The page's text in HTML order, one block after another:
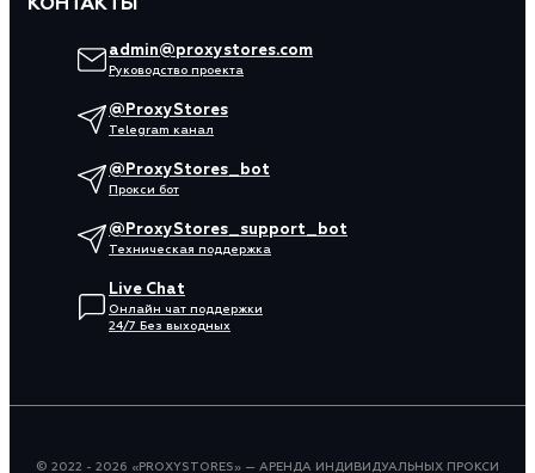
КОНТАКТЫ
admin@proxystores.com
Руководство проекта
@ProxyStores
Telegram канал
@ProxyStores_bot
Прокси бот
@ProxyStores_support_bot
Техническая поддержка
Live Chat
Онлайн чат поддержки
24/7 Без выходных
© 2022 - 2026 «PROXYSTORES» — АРЕНДА ИНДИВИДУАЛЬНЫХ ПРОКСИ